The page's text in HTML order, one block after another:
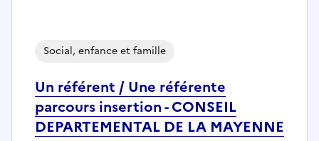
Un référent / Une référente
parcours insertion - CONSEIL
DEPARTEMENTAL DE LA MAYENNE
Social, enfance et famille